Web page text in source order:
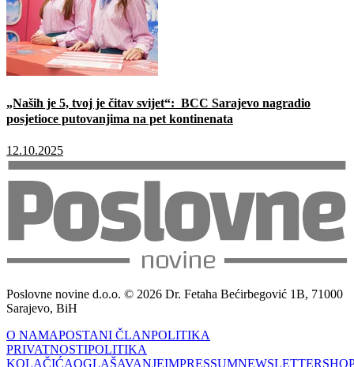
„Naših je 5, tvoj je čitav svijet“: BCC Sarajevo nagradio
posjetioce putovanjima na pet kontinenata
12.10.2025
Poslovne novine d.o.o. © 2026 Dr. Fetaha Bećirbegović 1B, 71000
Sarajevo, BiH
O NAMAPOSTANI ČLANPOLITIKA
PRIVATNOSTIPOLITIKA
KOLAČIĆAOGLAŠAVANJEIMPRESSUMNEWSLETTER